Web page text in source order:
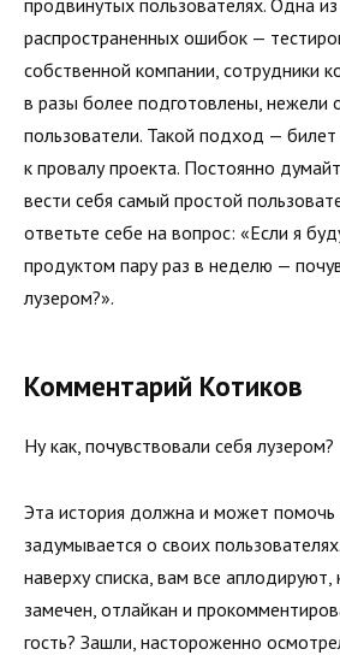
продвинутых пользователях. Одна
распространенных ошибок —
собственной компании, сотрудники
в разы более подготовлены, нежели
пользователи. Такой подход —
к провалу проекта. Постоянно
вести себя самый простой
ответьте себе на вопрос: «Если я
продуктом пару раз в неделю —
лузером?».
Комментарий Котиков
Ну как, почувствовали себя лузером?
Эта история должна и может помочь
задумывается о своих
наверху списка, вам все
замечен, отлайкан и
гость? Зашли, настороженно